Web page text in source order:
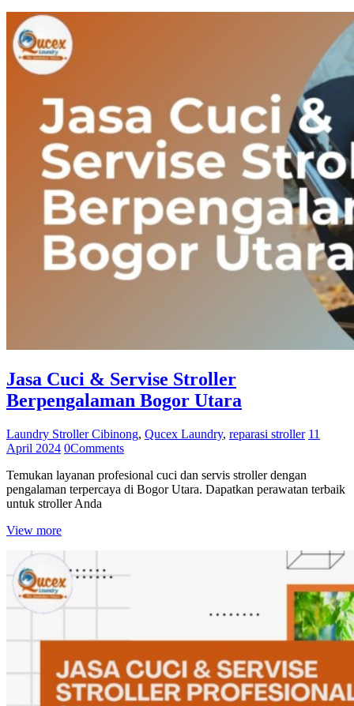
Jasa Cuci & Servise Stroller
Berpengalaman Bogor Utara
Laundry Stroller Cibinong, Qucex Laundry, reparasi stroller 11
April 2024 0Comments
Temukan layanan profesional cuci dan servis stroller dengan
pengalaman terpercaya di Bogor Utara. Dapatkan perawatan terbaik
untuk stroller Anda
View more